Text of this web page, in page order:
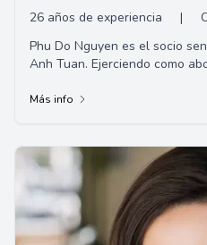
26 años de experiencia |
Phu Do Nguyen es el socio
Anh Tuan. Ejerciendo como
Más info